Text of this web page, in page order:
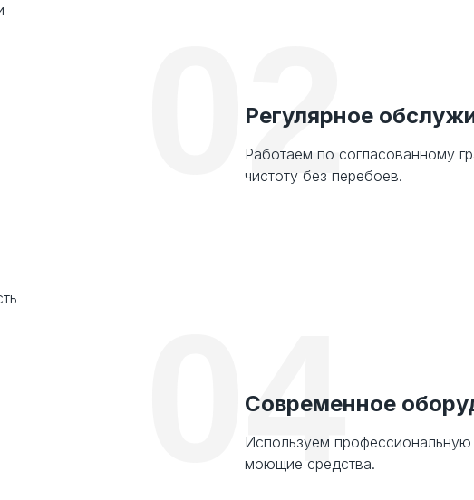
Регулярное
Работаем по согласованному
чистоту без перебоев.
02
Современное
Используем профессиональную
моющие средства.
04